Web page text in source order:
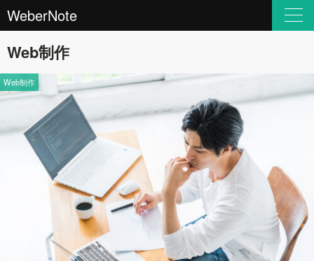
WeberNote
Web制作
Web制作